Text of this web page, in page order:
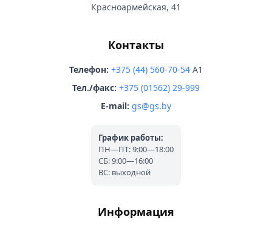
Красноармейская, 41
Контакты
Телефон: +375 (44) 560-70-54 A1
Тел./факс: +375 (01562) 29-999
E-mail: gs@gs.by
График работы:
ПН—ПТ: 9:00—18:00
СБ: 9:00—16:00
ВС: выходной
Информация